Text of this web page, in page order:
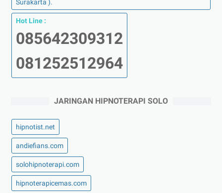
Surakarta ).
Hot Line :
085642309312
081252512964
JARINGAN HIPNOTERAPI SOLO
hipnotist.net
andiefians.com
solohipnoterapi.com
hipnoterapicemas.com